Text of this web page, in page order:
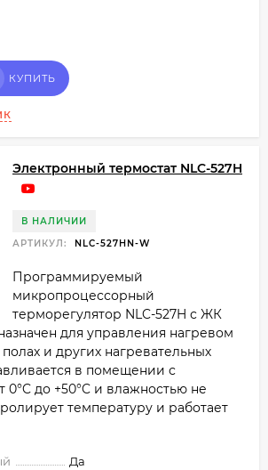
КУПИТЬ
Электронный термостат NLC-527H
В НАЛИЧИИ
АРТИКУЛ:
NLC-527HN-W
Программируемый
микропроцессорный
терморегулятор NLC-527H​ с ЖК
для управления нагревом
и других нагревательных
в помещении с
0°C до +50°C и влажностью не
температуру и работает
Да